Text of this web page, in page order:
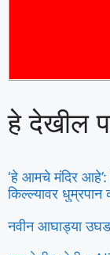
हे देखील
‘हे आमचे मंदिर आहे’:
किल्ल्यावर धुम्रपान
नवीन आघाड्या